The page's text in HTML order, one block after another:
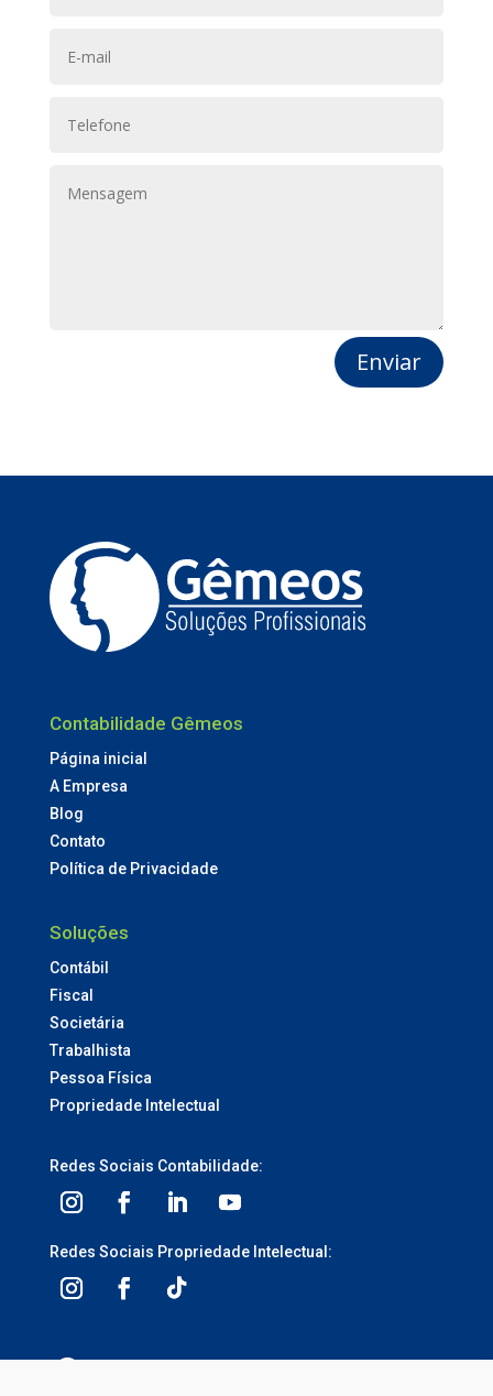
Enviar
Contabilidade Gêmeos
Página inicial
A Empresa
Blog
Contato
Política de Privacidade
Soluções
Contábil
Fiscal
Societária
Trabalhista
Pessoa Física
Propriedade Intelectual
Redes Sociais Contabilidade:
Redes Sociais Propriedade Intelectual: